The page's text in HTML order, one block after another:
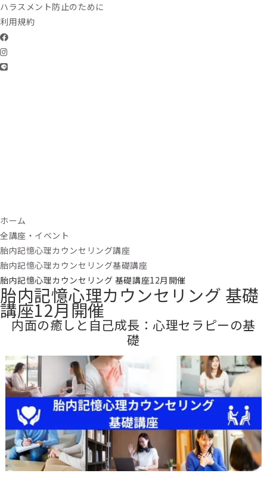
ハラスメント防止のために
利用規約
ホーム
全講座・イベント
胎内記憶心理カウンセリング講座
胎内記憶心理カウンセリング基礎講座
胎内記憶心理カウンセリング 基礎講座12月開催
胎内記憶心理カウンセリング 基礎
講座12月開催
内面の癒しと自己成長：心理セラピーの基
礎